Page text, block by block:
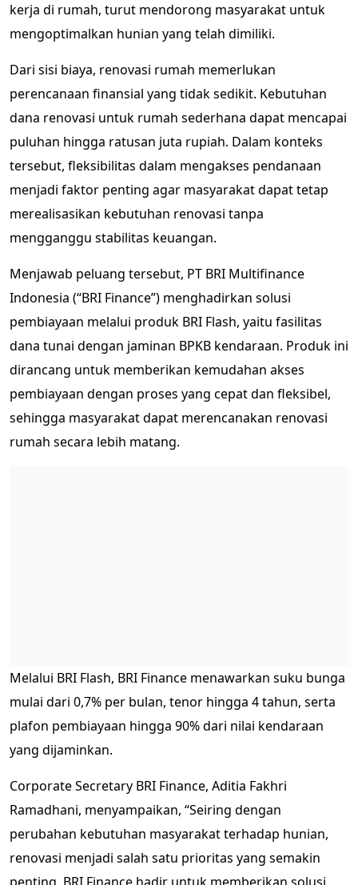
kerja di rumah, turut mendorong masyarakat untuk
mengoptimalkan hunian yang telah dimiliki.
Dari sisi biaya, renovasi rumah memerlukan
perencanaan finansial yang tidak sedikit. Kebutuhan
dana renovasi untuk rumah sederhana dapat mencapai
puluhan hingga ratusan juta rupiah. Dalam konteks
tersebut, fleksibilitas dalam mengakses pendanaan
menjadi faktor penting agar masyarakat dapat tetap
merealisasikan kebutuhan renovasi tanpa
mengganggu stabilitas keuangan.
Menjawab peluang tersebut, PT BRI Multifinance
Indonesia (“BRI Finance”) menghadirkan solusi
pembiayaan melalui produk BRI Flash, yaitu fasilitas
dana tunai dengan jaminan BPKB kendaraan. Produk ini
dirancang untuk memberikan kemudahan akses
pembiayaan dengan proses yang cepat dan fleksibel,
sehingga masyarakat dapat merencanakan renovasi
rumah secara lebih matang.
Melalui BRI Flash, BRI Finance menawarkan suku bunga
mulai dari 0,7% per bulan, tenor hingga 4 tahun, serta
plafon pembiayaan hingga 90% dari nilai kendaraan
yang dijaminkan.
Corporate Secretary BRI Finance, Aditia Fakhri
Ramadhani, menyampaikan, “Seiring dengan
perubahan kebutuhan masyarakat terhadap hunian,
renovasi menjadi salah satu prioritas yang semakin